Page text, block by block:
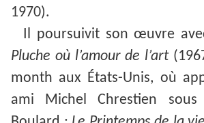
1970).
Il poursuivit son œuvre
Pluche où l’amour de l’art
month aux États-Unis, où
ami Michel Chrestien